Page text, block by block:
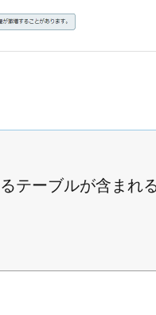
テーブルが含まれ